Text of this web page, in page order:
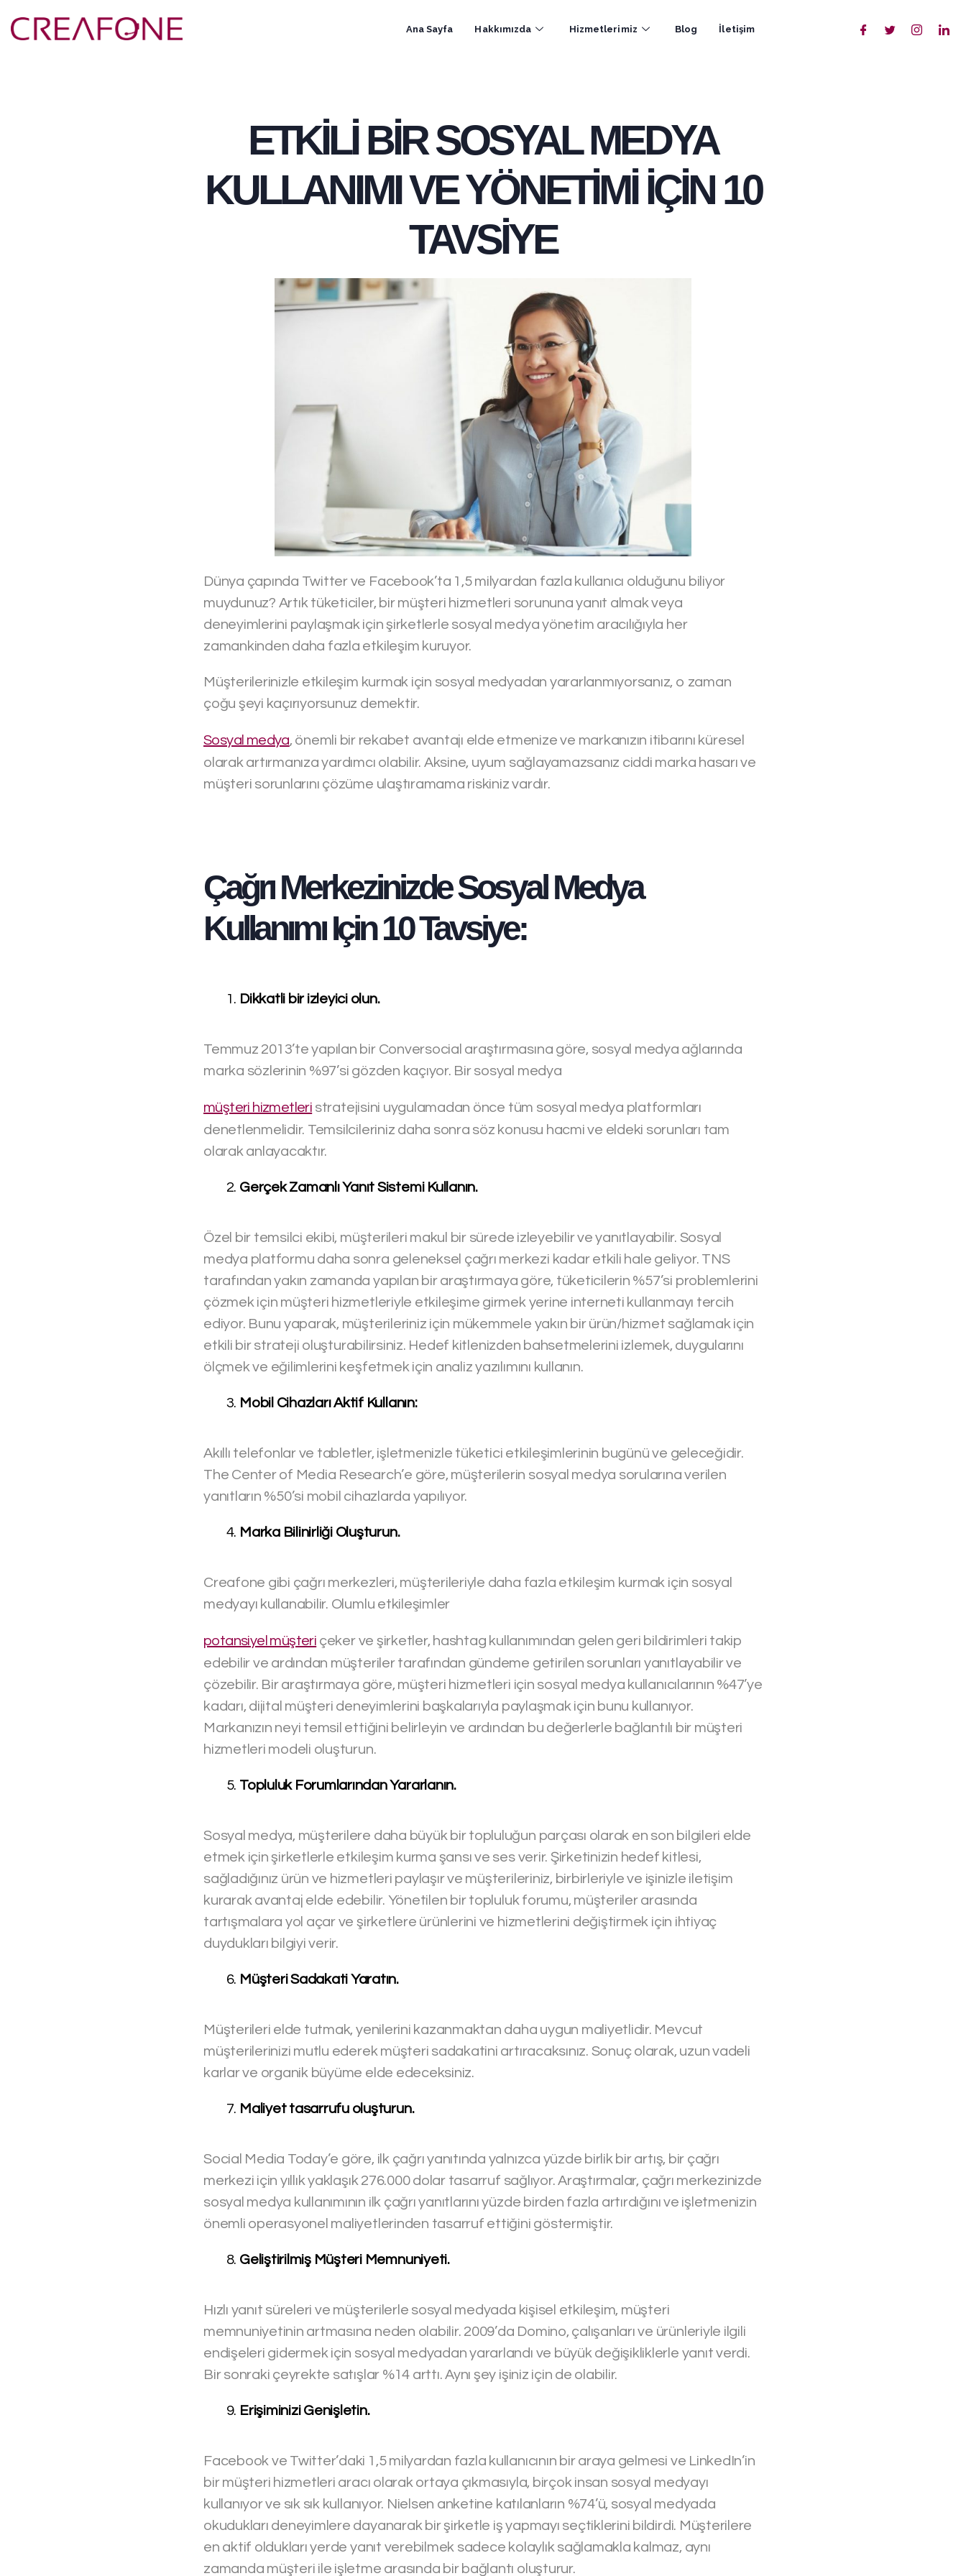
Ana Sayfa Hakkımızda Hizmetlerimiz Blog İletişim
ETKİLİ BİR SOSYAL MEDYA
KULLANIMI VE YÖNETİMİ İÇİN 10
TAVSİYE
Dünya çapında Twitter ve Facebook’ta 1,5 milyardan fazla kullanıcı olduğunu biliyor
muydunuz? Artık tüketiciler, bir müşteri hizmetleri sorununa yanıt almak veya
deneyimlerini paylaşmak için şirketlerle sosyal medya yönetim aracılığıyla her
zamankinden daha fazla etkileşim kuruyor.
Müşterilerinizle etkileşim kurmak için sosyal medyadan yararlanmıyorsanız, o zaman
çoğu şeyi kaçırıyorsunuz demektir.
Sosyal medya, önemli bir rekabet avantajı elde etmenize ve markanızın itibarını küresel
olarak artırmanıza yardımcı olabilir. Aksine, uyum sağlayamazsanız ciddi marka hasarı ve
müşteri sorunlarını çözüme ulaştıramama riskiniz vardır.
Çağrı Merkezinizde Sosyal Medya
Kullanımı Için 10 Tavsiye:
Dikkatli bir izleyici olun.
Temmuz 2013’te yapılan bir Conversocial araştırmasına göre, sosyal medya ağlarında
marka sözlerinin %97’si gözden kaçıyor. Bir sosyal medya
müşteri hizmetleri stratejisini uygulamadan önce tüm sosyal medya platformları
denetlenmelidir. Temsilcileriniz daha sonra söz konusu hacmi ve eldeki sorunları tam
olarak anlayacaktır.
Gerçek Zamanlı Yanıt Sistemi Kullanın.
Özel bir temsilci ekibi, müşterileri makul bir sürede izleyebilir ve yanıtlayabilir. Sosyal
medya platformu daha sonra geleneksel çağrı merkezi kadar etkili hale geliyor. TNS
tarafından yakın zamanda yapılan bir araştırmaya göre, tüketicilerin %57’si problemlerini
çözmek için müşteri hizmetleriyle etkileşime girmek yerine interneti kullanmayı tercih
ediyor. Bunu yaparak, müşterileriniz için mükemmele yakın bir ürün/hizmet sağlamak için
etkili bir strateji oluşturabilirsiniz. Hedef kitlenizden bahsetmelerini izlemek, duygularını
ölçmek ve eğilimlerini keşfetmek için analiz yazılımını kullanın.
Mobil Cihazları Aktif Kullanın:
Akıllı telefonlar ve tabletler, işletmenizle tüketici etkileşimlerinin bugünü ve geleceğidir.
The Center of Media Research’e göre, müşterilerin sosyal medya sorularına verilen
yanıtların %50’si mobil cihazlarda yapılıyor.
Marka Bilinirliği Oluşturun.
Creafone gibi çağrı merkezleri, müşterileriyle daha fazla etkileşim kurmak için sosyal
medyayı kullanabilir. Olumlu etkileşimler
potansiyel müşteri çeker ve şirketler, hashtag kullanımından gelen geri bildirimleri takip
edebilir ve ardından müşteriler tarafından gündeme getirilen sorunları yanıtlayabilir ve
çözebilir. Bir araştırmaya göre, müşteri hizmetleri için sosyal medya kullanıcılarının %47’ye
kadarı, dijital müşteri deneyimlerini başkalarıyla paylaşmak için bunu kullanıyor.
Markanızın neyi temsil ettiğini belirleyin ve ardından bu değerlerle bağlantılı bir müşteri
hizmetleri modeli oluşturun.
Topluluk Forumlarından Yararlanın.
Sosyal medya, müşterilere daha büyük bir topluluğun parçası olarak en son bilgileri elde
etmek için şirketlerle etkileşim kurma şansı ve ses verir. Şirketinizin hedef kitlesi,
sağladığınız ürün ve hizmetleri paylaşır ve müşterileriniz, birbirleriyle ve işinizle iletişim
kurarak avantaj elde edebilir. Yönetilen bir topluluk forumu, müşteriler arasında
tartışmalara yol açar ve şirketlere ürünlerini ve hizmetlerini değiştirmek için ihtiyaç
duydukları bilgiyi verir.
Müşteri Sadakati Yaratın.
Müşterileri elde tutmak, yenilerini kazanmaktan daha uygun maliyetlidir. Mevcut
müşterilerinizi mutlu ederek müşteri sadakatini artıracaksınız. Sonuç olarak, uzun vadeli
karlar ve organik büyüme elde edeceksiniz.
Maliyet tasarrufu oluşturun.
Social Media Today’e göre, ilk çağrı yanıtında yalnızca yüzde birlik bir artış, bir çağrı
merkezi için yıllık yaklaşık 276.000 dolar tasarruf sağlıyor. Araştırmalar, çağrı merkezinizde
sosyal medya kullanımının ilk çağrı yanıtlarını yüzde birden fazla artırdığını ve işletmenizin
önemli operasyonel maliyetlerinden tasarruf ettiğini göstermiştir.
Geliştirilmiş Müşteri Memnuniyeti.
Hızlı yanıt süreleri ve müşterilerle sosyal medyada kişisel etkileşim, müşteri
memnuniyetinin artmasına neden olabilir. 2009’da Domino, çalışanları ve ürünleriyle ilgili
endişeleri gidermek için sosyal medyadan yararlandı ve büyük değişikliklerle yanıt verdi.
Bir sonraki çeyrekte satışlar %14 arttı. Aynı şey işiniz için de olabilir.
Erişiminizi Genişletin.
Facebook ve Twitter’daki 1,5 milyardan fazla kullanıcının bir araya gelmesi ve LinkedIn’in
bir müşteri hizmetleri aracı olarak ortaya çıkmasıyla, birçok insan sosyal medyayı
kullanıyor ve sık sık kullanıyor. Nielsen anketine katılanların %74’ü, sosyal medyada
okudukları deneyimlere dayanarak bir şirketle iş yapmayı seçtiklerini bildirdi. Müşterilere
en aktif oldukları yerde yanıt verebilmek sadece kolaylık sağlamakla kalmaz, aynı
zamanda müşteri ile işletme arasında bir bağlantı oluşturur.